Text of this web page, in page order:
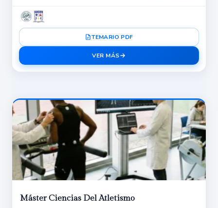
TEMARIO PDF
VER MÁS
Máster Ciencias Del Atletismo